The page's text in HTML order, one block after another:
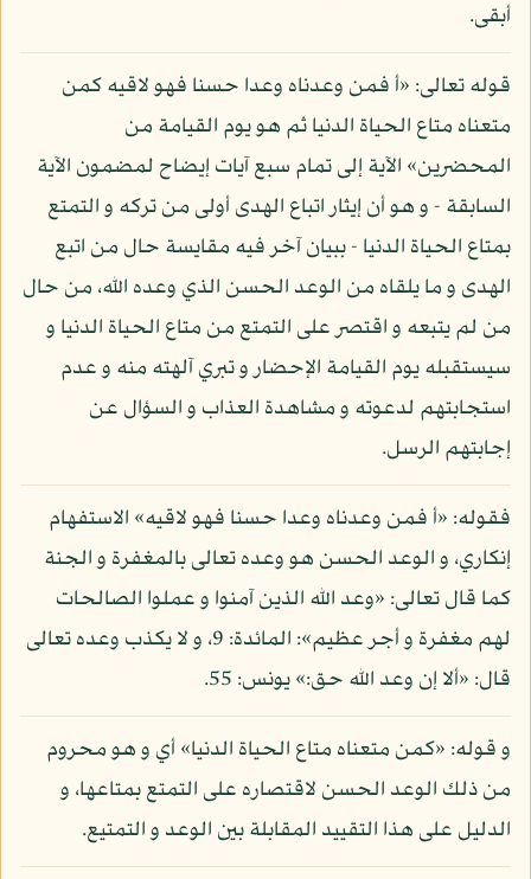
أبقى.
قوله تعالى: «أ فمن وعدناه وعدا حسنا فهو لاقيه كمن
متعناه متاع الحياة الدنيا ثم هو يوم القيامة من
المحضرين» الآية إلى تمام سبع آيات إيضاح لمضمون الآية
السابقة - و هو أن إيثار اتباع الهدى أولى من تركه و التمتع
بمتاع الحياة الدنيا - ببيان آخر فيه مقايسة حال من اتبع
الهدى و ما يلقاه من الوعد الحسن الذي وعده الله، من حال
من لم يتبعه و اقتصر على التمتع من متاع الحياة الدنيا و
سيستقبله يوم القيامة الإحضار و تبري آلهته منه و عدم
استجابتهم لدعوته و مشاهدة العذاب و السؤال عن
إجابتهم الرسل.
فقوله: «أ فمن وعدناه وعدا حسنا فهو لاقيه» الاستفهام
إنكاري، و الوعد الحسن هو وعده تعالى بالمغفرة و الجنة
كما قال تعالى: «وعد الله الذين آمنوا و عملوا الصالحات
لهم مغفرة و أجر عظيم»: المائدة: 9، و لا يكذب وعده تعالى
قال: «ألا إن وعد الله حق:» يونس: 55.
و قوله: «كمن متعناه متاع الحياة الدنيا» أي و هو محروم
من ذلك الوعد الحسن لاقتصاره على التمتع بمتاعها، و
الدليل على هذا التقييد المقابلة بين الوعد و التمتيع.